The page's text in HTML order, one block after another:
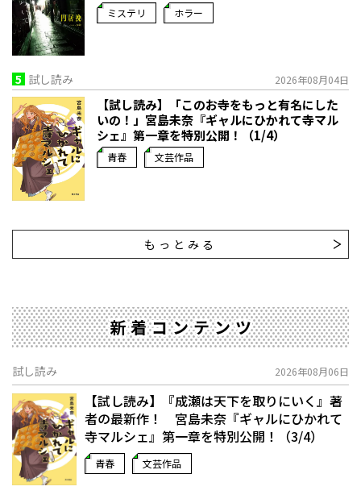
ミステリ ホラー
5 試し読み 2026年08月04日
【試し読み】「このお寺をもっと有名にした
いの！」宮島未奈『ギャルにひかれて寺マル
シェ』第一章を特別公開！（1/4）
青春 文芸作品
もっとみる
新着コンテンツ
試し読み 2026年08月06日
【試し読み】『成瀬は天下を取りにいく』著
者の最新作！ 宮島未奈『ギャルにひかれて
寺マルシェ』第一章を特別公開！（3/4）
青春 文芸作品